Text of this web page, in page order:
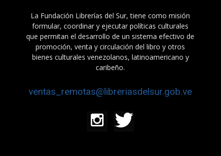
La Fundación Librerías del Sur, tiene como misión
formular, coordinar y ejecutar políticas culturales
que permitan el desarrollo de un sistema efectivo de
promoción, venta y circulación del libro y otros
bienes culturales venezolanos, latinoamericano y
caribeño.
ventas_remotas@libreriasdelsur.gob.ve